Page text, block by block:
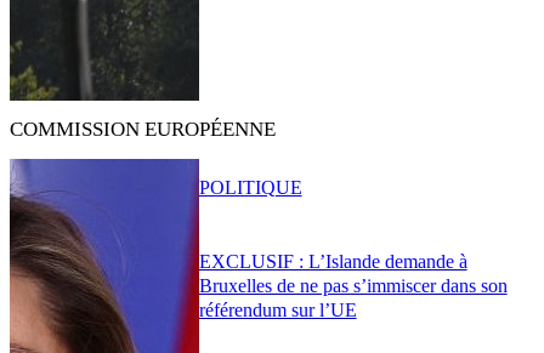
COMMISSION EUROPÉENNE
EXCLUSIF : L’Islande demande à
Bruxelles de ne pas s’immiscer dans son
référendum sur l’UE
POLITIQUE